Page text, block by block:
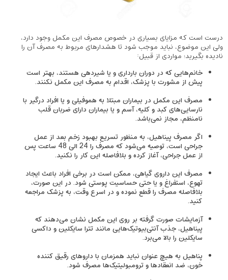
درست است که مزایای بسیاری در خصوص مصرف این مکمل وجود دارد،
ولی این موضوع، نباید موجب شود تا هشدارهای مربوط به مصرف آن را
نادیده بگیرید؛ مواردی از قبیل:
خانم‌هایی که در دوران بارداری و یا شیردهی هستند، بهتر است
پیش از مشورت با پزشک، اقدام به مصرف این مکمل نکنند.
مصرف این مکمل در بیماران مبتلا به هموفیلی و یا افراد درگیر با
نارسایی‌های کبد و کلیه، آسم و یا بیماران دارای ضربان قلب
نامنظم، مجاز نمی‌باشد.
اگر مصرف پیناهیل، به منظور تسریع بهبود زخم بعد از عمل
جراحی است، توصیه می‌شود که مصرف را 24 الی 48 ساعت پس
از عمل جراحی، آغاز کرده و بلافاصله این کار را نکنید.
مصرف این داروی گیاهی، ممکن است در برخی افراد باعث ایجاد
تهوع، استفراغ و یا حتی حساسیت پوستی شود. در این صورت،
بلافاصله مصرف را قطع نموده و در اسرع وقت، به پزشک مراجعه
کنید.
آزمایشات صورت گرفته بر روی این مکمل نشان می‌دهند که
پیناهیل، جذب آنتی‌بیوتیک‌هایی مانند تترا سایکلین و داکسی
سایکلین را بالا می‌برد.
پناهیل به هیچ عنوان نباید همزمان با داروهای رقیق کننده
خون، ضد انعقادها و ترومبولیتیک‌ها مصرف شود.